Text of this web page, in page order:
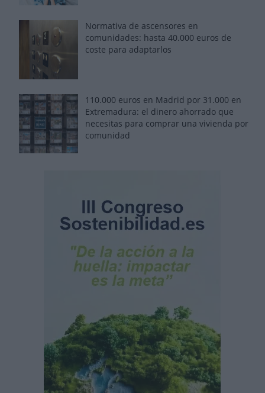
Normativa de ascensores en
comunidades: hasta 40.000 euros de
coste para adaptarlos
110.000 euros en Madrid por 31.000 en
Extremadura: el dinero ahorrado que
necesitas para comprar una vivienda por
comunidad